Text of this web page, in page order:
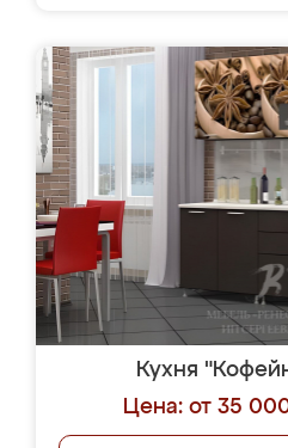
Кухня
Цена: от 35